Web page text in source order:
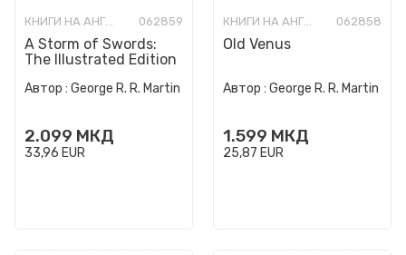
КНИГИ НА АНГЛИСКИ ЈАЗИК 062859
A Storm of Swords:
The Illustrated Edition
Автор : George R. R. Martin
2.099 МКД
33,96 EUR
КНИГИ НА АНГЛИСКИ ЈАЗИК 062858
Old Venus
Автор : George R. R. Martin
1.599 МКД
25,87 EUR